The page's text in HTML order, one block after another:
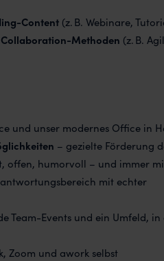
Content(z. B. Webinare,
Methoden (z. B.
und unser modernes Office in
– gezielte Förderung
offen, humorvoll – und immer
mit echter
Team-Events und ein Umfeld, in
Zoom und awork selbst